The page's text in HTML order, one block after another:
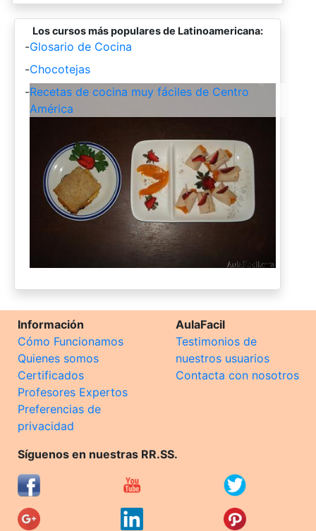
Los cursos más populares de Latinoamericana:
-Glosario de Cocina
-Chocotejas
-Recetas de cocina muy fáciles de Centro
América
Información
Cómo Funcionamos
Quienes somos
Certificados
Profesores Expertos
Preferencias de
privacidad
AulaFacil
Testimonios de
nuestros usuarios
Contacta con nosotros
Síguenos en nuestras RR.SS.